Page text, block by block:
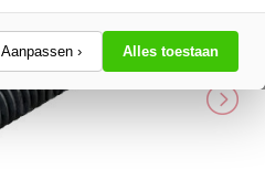
Aanpassen › Alles toestaan